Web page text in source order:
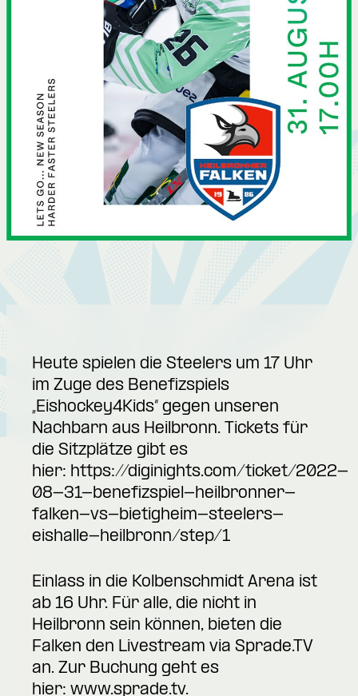
Heute spielen die Steelers um 17 Uhr
im Zuge des Benefizspiels
„Eishockey4Kids“ gegen unseren
Nachbarn aus Heilbronn. Tickets für
die Sitzplätze gibt es
hier: https://diginights.com/ticket/2022-
08-31-benefizspiel-heilbronner-
falken-vs-bietigheim-steelers-
eishalle-heilbronn/step/1
Einlass in die Kolbenschmidt Arena ist
ab 16 Uhr. Für alle, die nicht in
Heilbronn sein können, bieten die
Falken den Livestream via Sprade.TV
an. Zur Buchung geht es
hier: www.sprade.tv.